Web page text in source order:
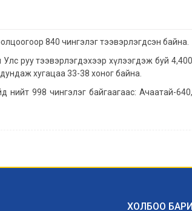
840 чингэлэг тээвэрлэгдсэн байна.
Улс руу тээвэрлэгдэхээр хүлээгдэж буй
хугацаа 33-38 хоног байна.
998 чингэлэг байгаагаас: Ачаатай-
ХОЛБОО